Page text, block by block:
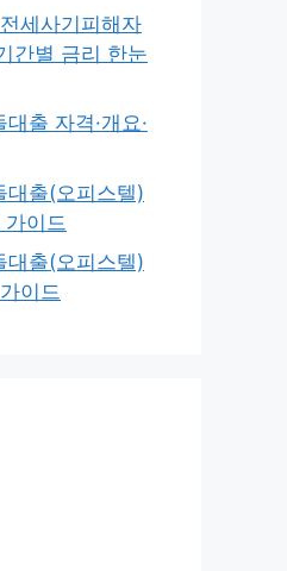
세사기피해자
간별 금리 한눈
출 자격·개요·
대출(오피스텔)
가이드
대출(오피스텔)
이드